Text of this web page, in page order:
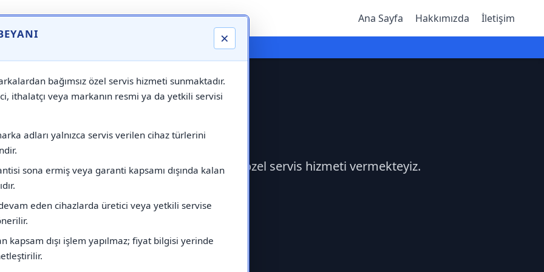
×
bağımsız özel servis hizmeti sunmaktadır.
ithalatçı veya markanın resmi ya da yetkili servisi
adları yalnızca servis verilen cihaz türlerini
sona ermiş veya garanti kapsamı dışında kalan
eden cihazlarda üretici veya yetkili servise
kapsam dışı işlem yapılmaz; fiyat bilgisi yerinde
Ana Sayfa Hakkımızda İletişim
⚠️ Markadan Bağımsız "Özel Servis" Hizmeti
çağırabilirsiniz.Markadan bağımsız özel servis hizmeti vermekteyiz.